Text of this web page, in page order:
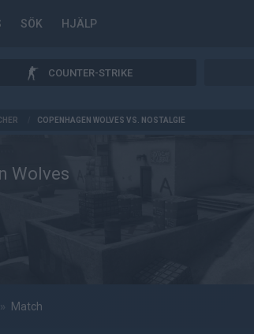
SÖK HJÄLP
COUNTER-STRIKE
COPENHAGEN WOLVES VS. NOSTALGIE
Wolves
» Match